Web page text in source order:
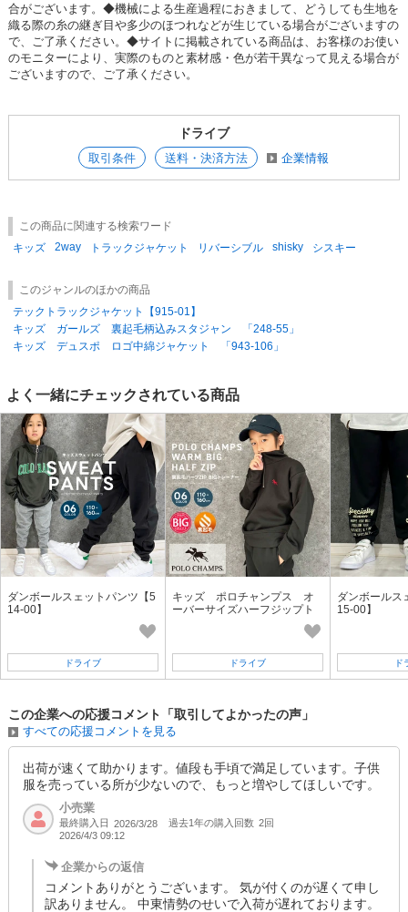
参考上代 オープンプライス
SOLD OUT
SD品番：13688576S16 / メーカー品番：945-102
SOLD OUT
4-3チャコール 160cm
SD品番：13688576S18 / メーカー品番：945-102
卸価格は会員のみ公開
SD品番：13688576S19 / メーカー品番：945-102
4-4ブラック 120cm
参考上代 オープンプライス
SOLD OUT
SD品番：13688576S20 / メーカー品番：945-102
4-4ブラック 130cm
参考上代 オープンプライス
SD品番：13688576S21
4-4ブラック 140cm
参考上代
SD品番：13688576S22
4-4ブラック 150cm
合がございます。◆機械による生産過程におきまして、どうしても生地を
織る際の糸の継ぎ目や多少のほつれなどが生じている場合がございますの
で、ご了承ください。◆サイトに掲載されている商品は、お客様のお使い
のモニターにより、実際のものと素材感・色が若干異なって見える場合が
ございますので、ご了承ください。
ドライブ
取引条件 送料・決済方法 企業情報
この商品に関連する検索ワード
キッズ
2way トラックジャケット リバーシブル shisky シスキー
このジャンルのほかの商品
テックトラックジャケット【915-01】
キッズ ガールズ 裏起毛柄込みスタジャン 「248-55」
キッズ デュスポ ロゴ中綿ジャケット 「943-106」
よく一緒にチェックされている商品
ダンボールスェットパンツ【5
14-00】
ドライブ
キッズ ポロチャンプス オ
ーバーサイズハーフジップト
ドライブ
ダンボールス
15-00】
ド
この企業への応援コメント「取引してよかったの声」
すべての応援コメントを見る
出荷が速くて助かります。値段も手頃で満足しています。子供
服を売っている所が少ないので、もっと増やしてほしいです。
小売業
最終購入日 2026/3/28 過去1年の購入回数 2回
2026/4/3 09:12
企業からの返信
コメントありがとうございます。 気が付くのが遅くて申し
訳ありません。 中東情勢のせいで入荷が遅れております。